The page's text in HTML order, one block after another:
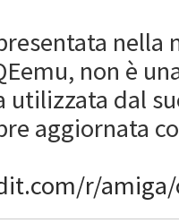
nella
non è
utilizzata dal
aggiornata
r/